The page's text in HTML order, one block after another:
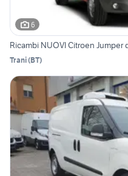
6
Ricambi NUOVI Citroen Jumper
Trani(BT)